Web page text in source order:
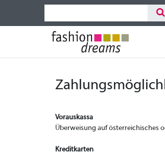
Vorauskassa
Überweisung auf österreichisches
Kreditkarten